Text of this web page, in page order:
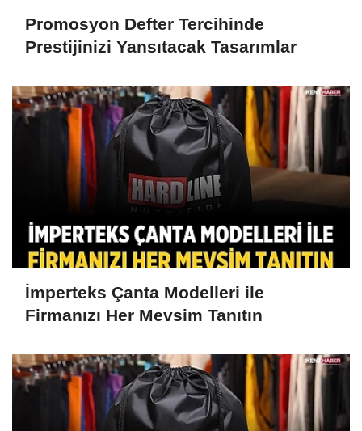
Promosyon Defter Tercihinde
Prestijinizi Yansıtacak Tasarımlar
İmperteks Çanta Modelleri ile
Firmanızı Her Mevsim Tanıtın